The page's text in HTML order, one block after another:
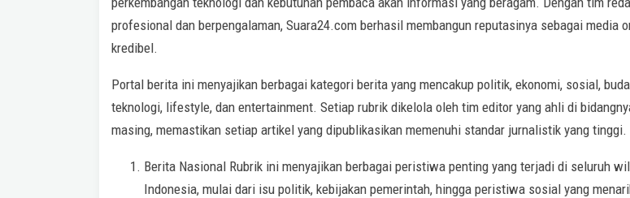
profesional dan berpengalaman, Suara24.com berhasil membangun reputasinya sebagai media
kredibel.
Portal berita ini menyajikan berbagai kategori berita yang mencakup politik, ekonomi, sosial,
teknologi, lifestyle, dan entertainment. Setiap rubrik dikelola oleh tim editor yang ahli di
masing, memastikan setiap artikel yang dipublikasikan memenuhi standar jurnalistik yang tinggi.
Berita Nasional Rubrik ini menyajikan berbagai peristiwa penting yang terjadi di seluruh
Indonesia, mulai dari isu politik, kebijakan pemerintah, hingga peristiwa sosial yang